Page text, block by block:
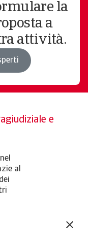
la
a
attività.
e
al